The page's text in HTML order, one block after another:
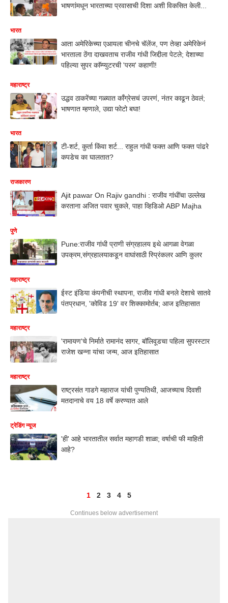
भाषणांमधून भारताच्या प्रवासाची दिशा अशी विकसित केली...
भारत
आता अमेरिकेच्या एआयला चीनचे चॅलेंज, पण तेव्हा अमेरिकेनं
भारताला ठेंगा दाखवताच राजीव गांधी जिद्दीला पेटले; देशाच्या
पहिल्या सुपर काॅम्प्युटरची 'परम' कहाणी!
महाराष्ट्र
उद्धव ठाकरेंच्या गळ्यात काँग्रेसचं उपरणं, नंतर काढून ठेवलं;
भाषणात म्हणाले, उद्या फोटो बघा!
भारत
टी-शर्ट, कुर्ता किंवा शर्ट... राहुल गांधी फक्त आणि फक्त पांढरे
कपडेच का घालतात?
राजकारण
Ajit pawar On Rajiv gandhi : राजीव गांधींचा उल्लेख
करताना अजित पवार चुकले, पाहा व्हिडिओ ABP Majha
पुणे
Pune:राजीव गांधी प्राणी संग्रहालय इथे आगळा वेगळा
उपक्रम,संग्रहालयाकडून वाघांसाठी स्प्रिंकलर आणि कुलर
महाराष्ट्र
ईस्ट इंडिया कंपनीची स्थापना, राजीव गांधी बनले देशाचे सातवे
पंतप्रधान, 'कोविड 19' वर शिक्कामोर्तब; आज इतिहासात
महाराष्ट्र
'रामायण'चे निर्माते रामानंद सागर, बॉलिवूडचा पहिला सुपरस्टार
राजेश खन्ना यांचा जन्म, आज इतिहासात
महाराष्ट्र
राष्ट्रसंत गाडगे महाराज यांची पुण्यतिथी, आजच्याच दिवशी
मतदानाचे वय 18 वर्षे करण्यात आले
ट्रेडिंग न्यूज
'ही' आहे भारतातील सर्वात महागडी शाळा; वर्षाची फी माहिती
आहे?
1 2 3 4 5
Continues below advertisement